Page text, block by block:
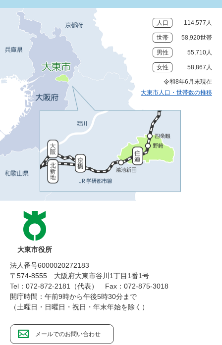
人口 114,577人
世帯 58,920世帯
男性 55,710人
女性 58,867人
令和8年6月末現在
大東市人口・世帯数の推移
大東市役所
法人番号6000020272183
〒574-8555 大阪府大東市谷川1丁目1番1号
Tel：072-872-2181（代表）
Fax：072-875-3018
開庁時間：午前9時から午後5時30分まで
（土曜日・日曜日・祝日・年末年始を除く）
メールでのお問い合わせ